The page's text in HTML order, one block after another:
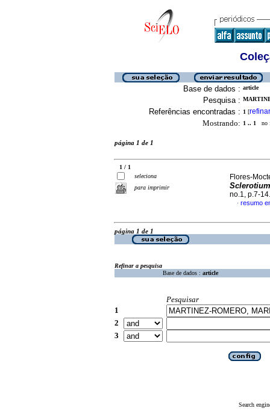
Base de dados : article
Pesquisa :
Referências encontradas : 1 [refinar
Mostrando: 1 .. 1 no
página 1 de 1
1 / 1
seleciona
para imprimir
Flores-
no.1, p.7-
· resumo
página 1 de 1
Refinar a pesquisa
Base de dados : article
Pesquisar
1
2
3
Search